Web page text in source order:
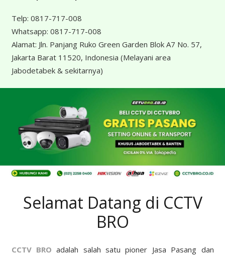
Telp: 0817-717-008
Whatsapp: 0817-717-008
Alamat: Jln. Panjang Ruko Green Garden Blok A7 No. 57,
Jakarta Barat 11520, Indonesia (Melayani area
Jabodetabek & sekitarnya)
Selamat Datang di CCTV
BRO
CCTV BRO adalah salah satu pioner Jasa Pasang dan